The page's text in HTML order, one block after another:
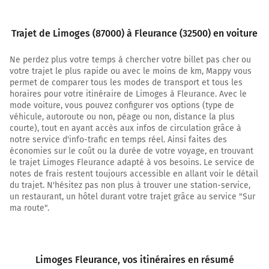
TOULOUSE
AGEN
Prendre un ticket (Péage Montauban)
Prendre à droite et rejoindre A62 E72. Continuer sur 43
kilomètres
Agen
Bordeaux
248 km
Trajet de Limoges (87000) à Fleurance (32500) en voiture
Ne perdez plus votre temps à chercher votre billet pas cher ou
votre trajet le plus rapide ou avec le moins de km, Mappy vous
permet de comparer tous les modes de transport et tous les
horaires pour votre itinéraire de Limoges à Fleurance. Avec le
mode voiture, vous pouvez configurer vos options (type de
véhicule, autoroute ou non, péage ou non, distance la plus
courte), tout en ayant accès aux infos de circulation grâce à
notre service d'info-trafic en temps réel. Ainsi faites des
économies sur le coût ou la durée de votre voyage, en trouvant
le trajet Limoges Fleurance adapté à vos besoins. Le service de
notes de frais restent toujours accessible en allant voir le détail
du trajet. N'hésitez pas non plus à trouver une station-service,
un restaurant, un hôtel durant votre trajet grâce au service "Sur
ma route".
Limoges Fleurance, vos itinéraires en résumé